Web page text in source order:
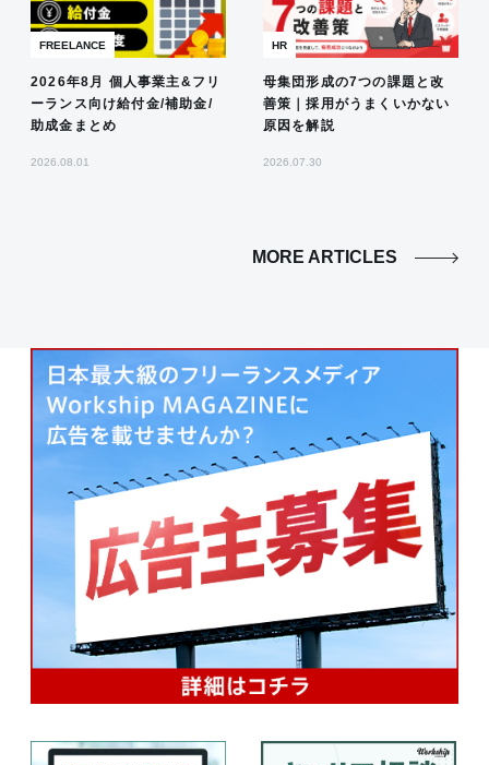
FREELANCE
2026年8月 個人事業主&フリ
ーランス向け給付金/補助金/
助成金まとめ
2026.08.01
HR
母集団形成の7つの課題と改
善策｜採用がうまくいかない
原因を解説
2026.07.30
MORE ARTICLES